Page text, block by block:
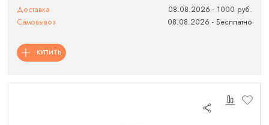
Доставка
08.08.2026 - 1000 руб.
Самовывоз
08.08.2026 - Бесплатно
КУПИТЬ